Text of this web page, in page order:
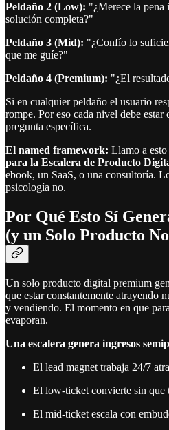
Peldaño 2 (Low): "¿Merece la pena
solución completa?"
Peldaño 3 (Mid): "¿Confío lo
que me guíe?"
Peldaño 4 (Premium): "¿El
Si en cualquier peldaño el usuario
rompe. Por eso cada nivel debe estar
pregunta específica.
El named framework: Llamo a esto
para la Escalera de Producto
ebook, un SaaS, o una consultoría.
psicología no.
Por Qué Esto Sí
(y un Solo Producto
Un solo producto digital premium
que estar constantemente atrayendo
y vendiendo. El momento en que
evaporan.
Una escalera genera ingresos
El lead magnet trabaja 24/7
El low-ticket convierte sin que
El mid-ticket escala con